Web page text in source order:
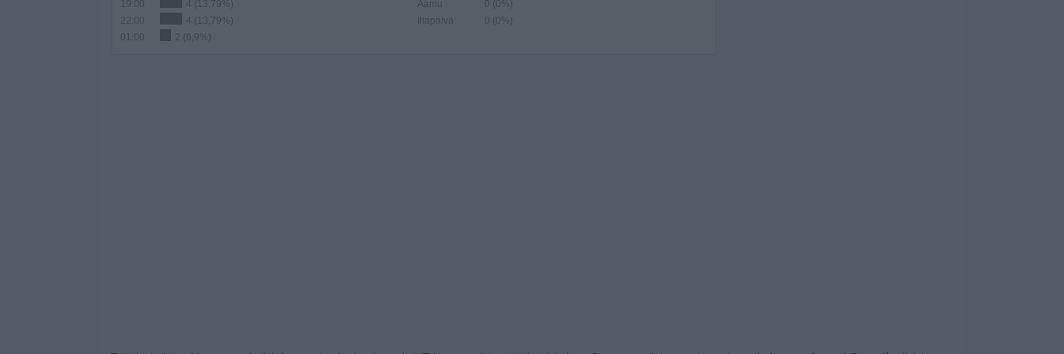
19:00
4 (13,79%)
22:00
4 (13,79%)
2 (6,9%)
Aamu
0 (0%)
Iltapäivä
0 (0%)